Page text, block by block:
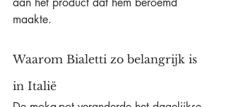
maakte.
Waarom Bialetti zo belangrijk is
in Italië